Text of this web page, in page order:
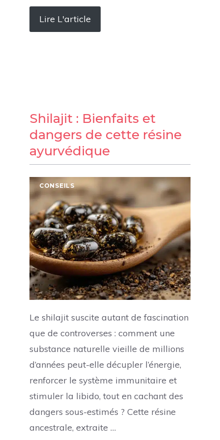
Lire L'article
Shilajit : Bienfaits et
dangers de cette résine
ayurvédique
CONSEILS
Le shilajit suscite autant de fascination
que de controverses : comment une
substance naturelle vieille de millions
d’années peut-elle décupler l’énergie,
renforcer le système immunitaire et
stimuler la libido, tout en cachant des
dangers sous-estimés ? Cette résine
ancestrale, extraite …